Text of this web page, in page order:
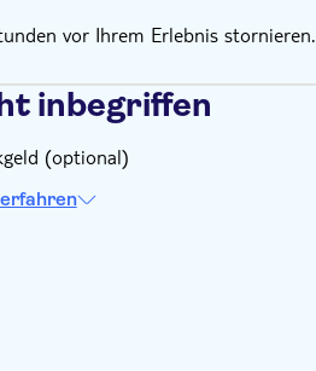
vor Ihrem Erlebnis stornieren.
inbegriffen
(optional)